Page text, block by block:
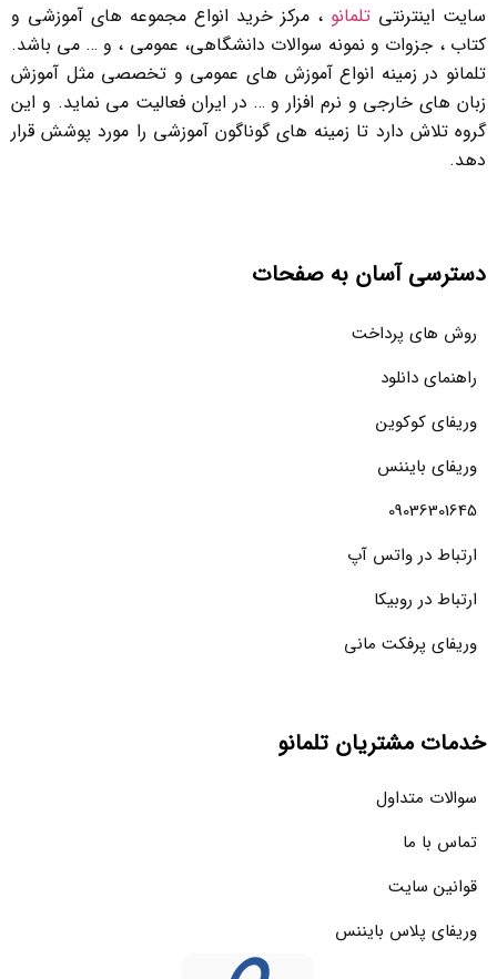
سایت اینترنتی تلمانو ، مرکز خرید انواع مجموعه های آموزشی و
کتاب ، جزوات و نمونه سوالات دانشگاهی، عمومی ، و … می باشد.
تلمانو در زمینه انواع آموزش های عمومی و تخصصی مثل آموزش
زبان های خارجی و نرم افزار و … در ایران فعالیت می نماید. و این
گروه تلاش دارد تا زمینه های گوناگون آموزشی را مورد پوشش قرار
دهد.
دسترسی آسان به صفحات
روش های پرداخت
راهنمای دانلود
وریفای کوکوین
وریفای بایننس
09036301645
ارتباط در واتس آپ
ارتباط در روبیکا
وریفای پرفکت مانی
خدمات مشتریان تلمانو
سوالات متداول
تماس با ما
قوانین سایت
وریفای پلاس بایننس